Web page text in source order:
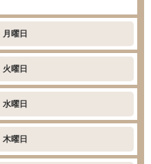
月曜日
火曜日
水曜日
木曜日